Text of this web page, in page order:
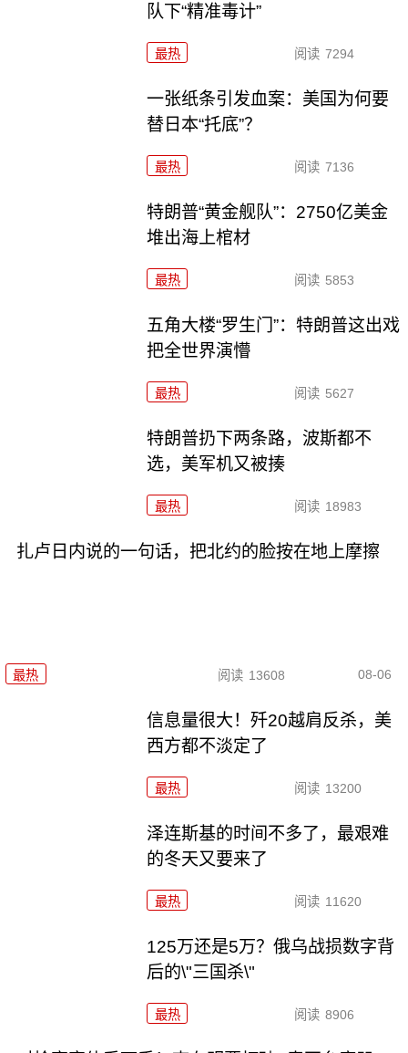
队下“精准毒计”
最热 阅读 7294
一张纸条引发血案：美国为何要
替日本“托底”？
最热 阅读 7136
特朗普“黄金舰队”：2750亿美金
堆出海上棺材
最热 阅读 5853
五角大楼“罗生门”：特朗普这出戏
把全世界演懵
最热 阅读 5627
特朗普扔下两条路，波斯都不
选，美军机又被揍
最热 阅读 18983
扎卢日内说的一句话，把北约的脸按在地上摩擦
最热 阅读 13608 08-06
信息量很大！歼20越肩反杀，美
西方都不淡定了
最热 阅读 13200
泽连斯基的时间不多了，最艰难
的冬天又要来了
最热 阅读 11620
125万还是5万？俄乌战损数字背
后的\"三国杀\"
最热 阅读 8906